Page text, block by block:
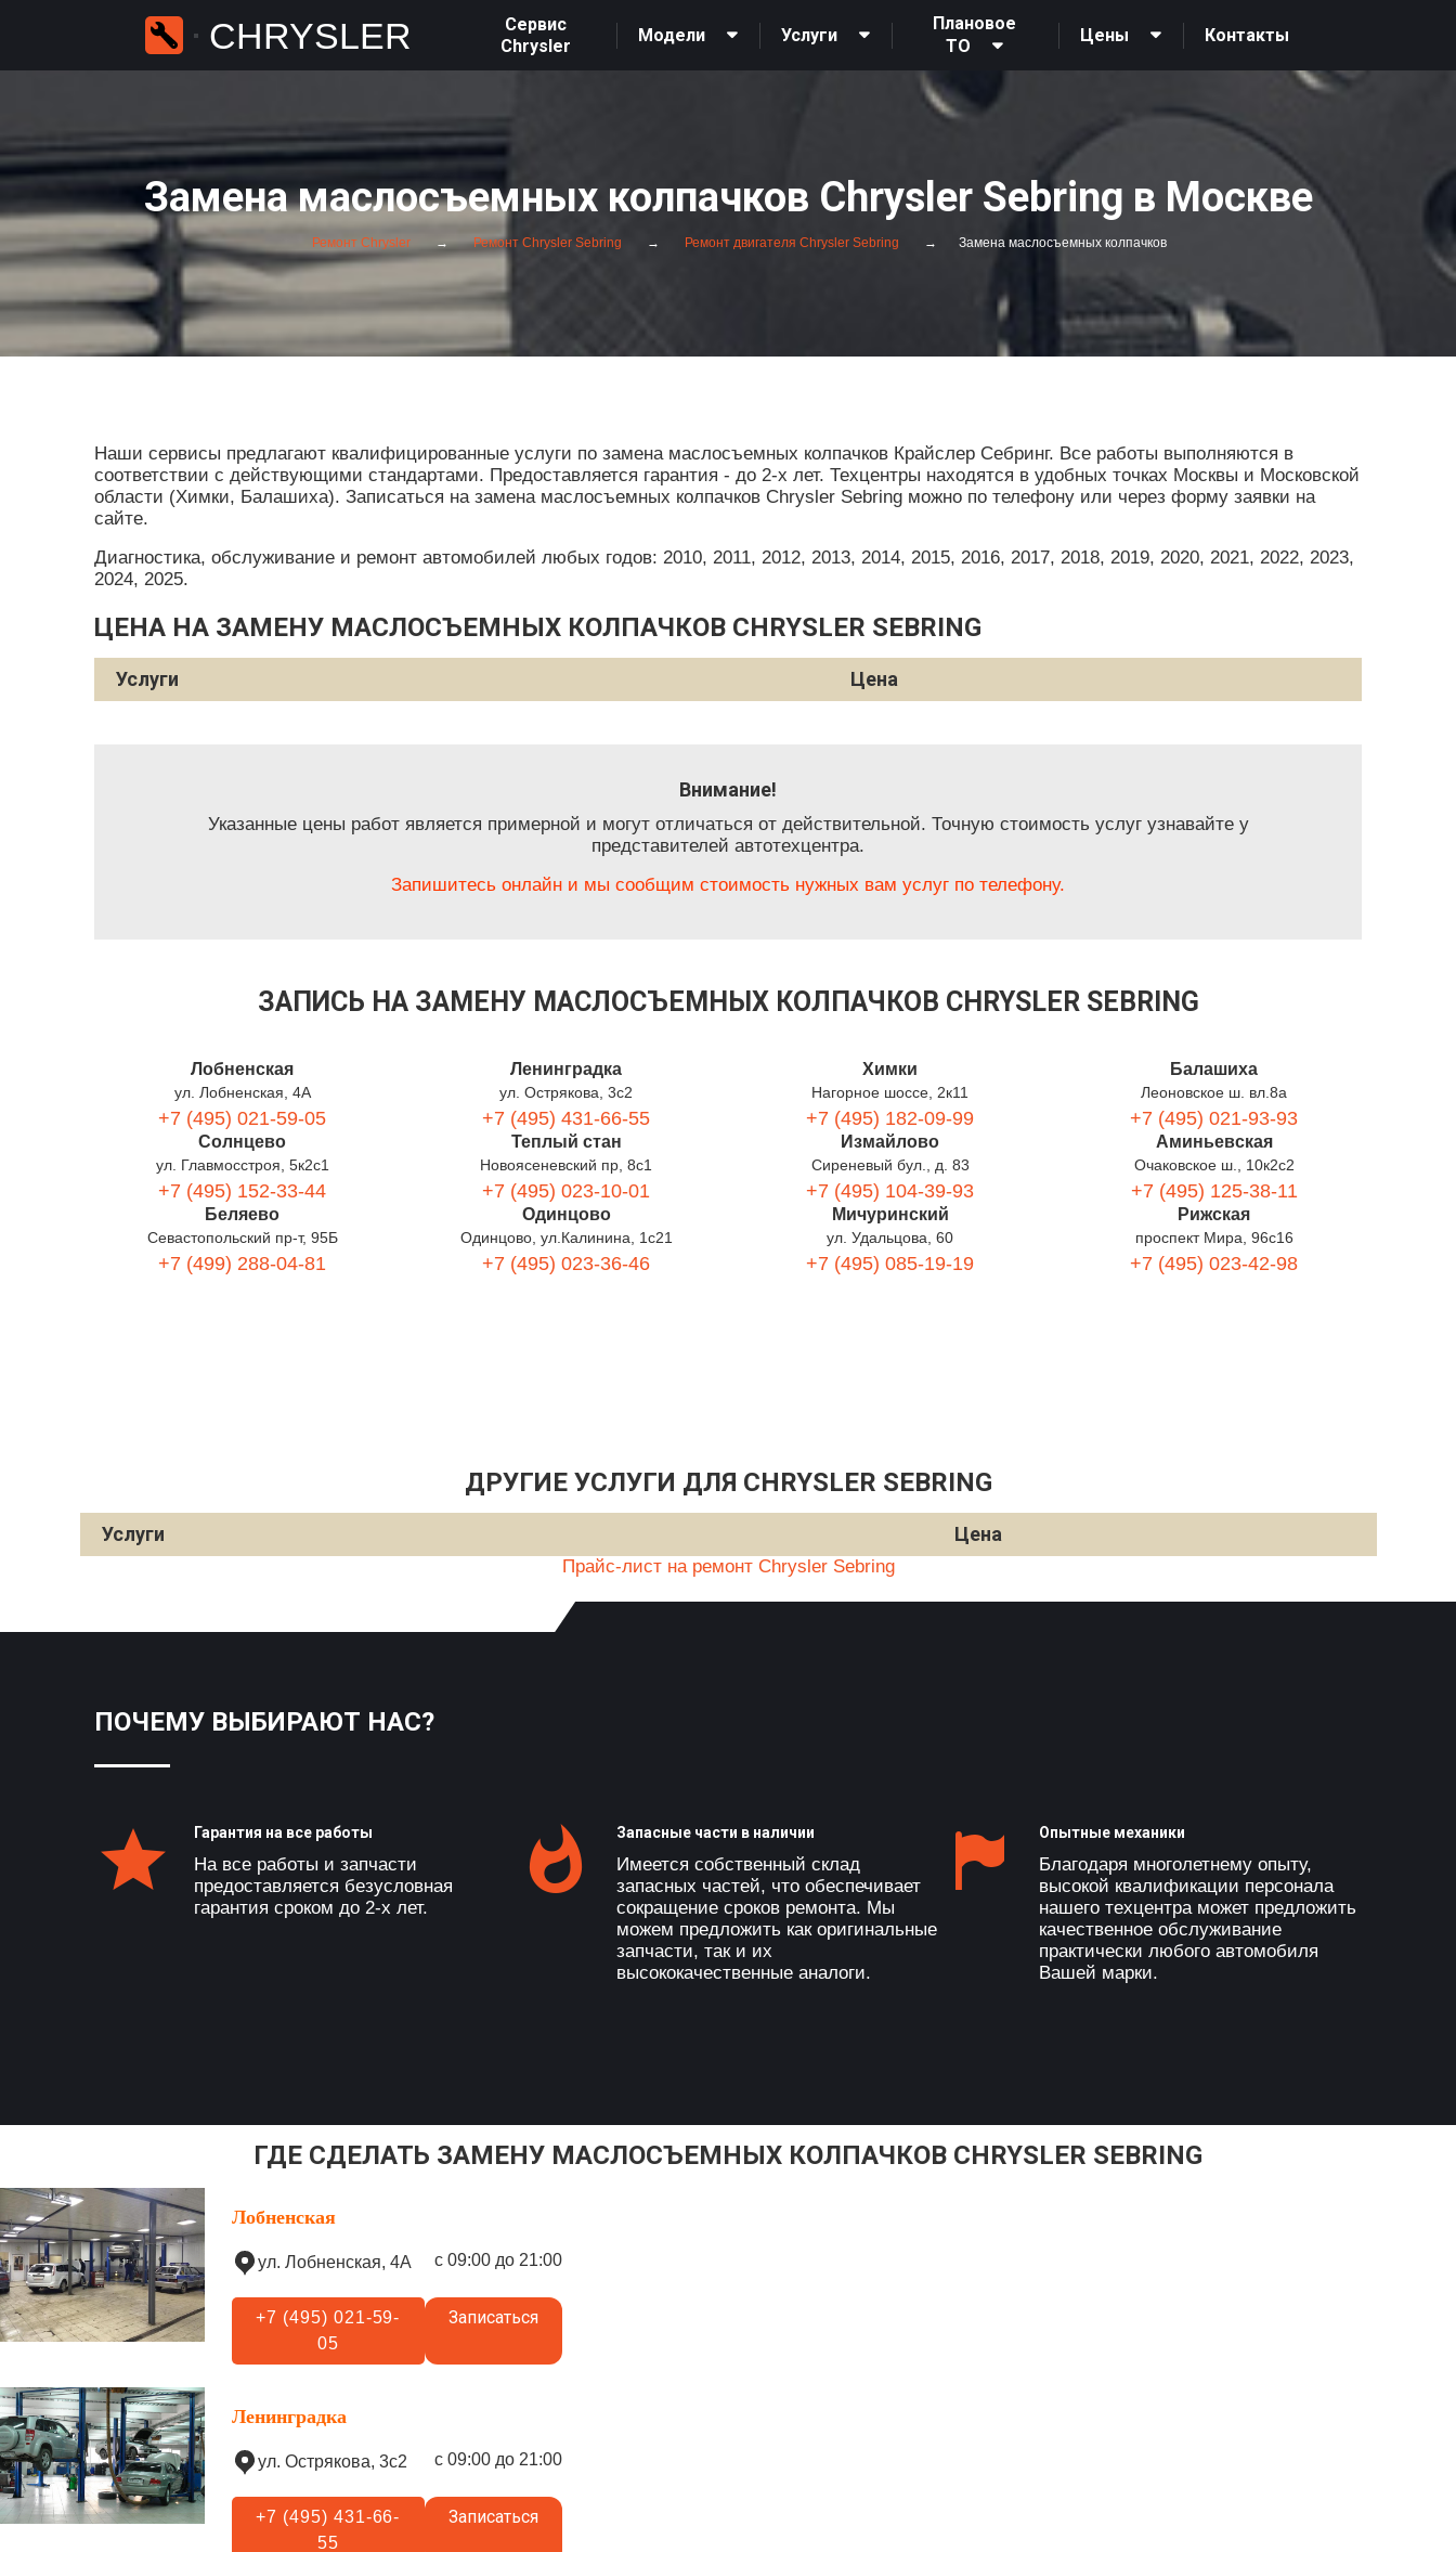
CHRYSLER
Сервис
Chrysler
Модели Услуги
Плановое
ТО
Цены Контакты
Замена маслосъемных колпачков Chrysler Sebring в Москве
Ремонт Chrysler Ремонт Chrysler Sebring Ремонт двигателя Chrysler Sebring Замена маслосъемных колпачков
Наши сервисы предлагают квалифицированные услуги по замена маслосъемных колпачков Крайслер Себринг. Все работы выполняются в
соответствии с действующими стандартами. Предоставляется гарантия - до 2-х лет. Техцентры находятся в удобных точках Москвы и Московской
области (Химки, Балашиха). Записаться на замена маслосъемных колпачков Chrysler Sebring можно по телефону или через форму заявки на
сайте.
Диагностика, обслуживание и ремонт автомобилей любых годов: 2010, 2011, 2012, 2013, 2014, 2015, 2016, 2017, 2018, 2019, 2020, 2021, 2022, 2023,
2024, 2025.
ЦЕНА НА ЗАМЕНУ МАСЛОСЪЕМНЫХ КОЛПАЧКОВ CHRYSLER SEBRING
Услуги Цена
Внимание!
Указанные цены работ является примерной и могут отличаться от действительной. Точную стоимость услуг узнавайте у
представителей автотехцентра.
Запишитесь онлайн и мы сообщим стоимость нужных вам услуг по телефону.
ЗАПИСЬ НА ЗАМЕНУ МАСЛОСЪЕМНЫХ КОЛПАЧКОВ CHRYSLER SEBRING
Лобненская
ул. Лобненская, 4А
+7 (495) 021-59-05
Ленинградка
ул. Острякова, 3с2
+7 (495) 431-66-55
Химки
Нагорное шоссе, 2к11
+7 (495) 182-09-99
Балашиха
Леоновское ш. вл.8а
+7 (495) 021-93-93
Солнцево
ул. Главмосстроя, 5к2с1
+7 (495) 152-33-44
Теплый стан
Новоясеневский пр, 8с1
+7 (495) 023-10-01
Измайлово
Сиреневый бул., д. 83
+7 (495) 104-39-93
Аминьевская
Очаковское ш., 10к2с2
+7 (495) 125-38-11
Беляево
Севастопольский пр-т, 95Б
+7 (499) 288-04-81
Одинцово
Одинцово, ул.Калинина, 1с21
+7 (495) 023-36-46
Мичуринский
ул. Удальцова, 60
+7 (495) 085-19-19
Рижская
проспект Мира, 96с16
+7 (495) 023-42-98
ДРУГИЕ УСЛУГИ ДЛЯ CHRYSLER SEBRING
Услуги Цена
Прайс-лист на ремонт Chrysler Sebring
ПОЧЕМУ ВЫБИРАЮТ НАС?
Гарантия на все работы
На все работы и запчасти
предоставляется безусловная
гарантия сроком до 2-х лет.
Запасные части в наличии
Имеется собственный склад
запасных частей, что обеспечивает
сокращение сроков ремонта. Мы
можем предложить как оригинальные
запчасти, так и их
высококачественные аналоги.
Опытные механики
Благодаря многолетнему опыту,
высокой квалификации персонала
нашего техцентра может предложить
качественное обслуживание
практически любого автомобиля
Вашей марки.
ГДЕ СДЕЛАТЬ ЗАМЕНУ МАСЛОСЪЕМНЫХ КОЛПАЧКОВ CHRYSLER SEBRING
Лобненская
ул. Лобненская, 4А с 09:00 до 21:00
+7 (495) 021-59-
05
Записаться
Ленинградка
ул. Острякова, 3с2 с 09:00 до 21:00
+7 (495) 431-66-
55
Записаться